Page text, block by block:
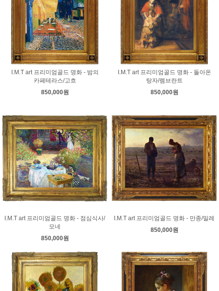
I.M.T art 프리미엄골드 명화 - 밤의
카페테라스/고흐
850,000원
I.M.T art 프리미엄골드 명화 - 돌아온
탕자/렘브란트
850,000원
I.M.T art 프리미엄골드 명화 - 점심식사/
모네
850,000원
I.M.T art 프리미엄골드 명화 - 만종/밀레
850,000원